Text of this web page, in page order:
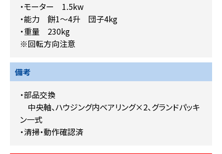
・モーター 1.5kw
・能力 餅1～4升 団子4kg
・重量 230kg
※回転方向注意
備考
・部品交換
中央軸、ハウジング内ベアリング×2、グランドパッキ
ン一式
・清掃・動作確認済